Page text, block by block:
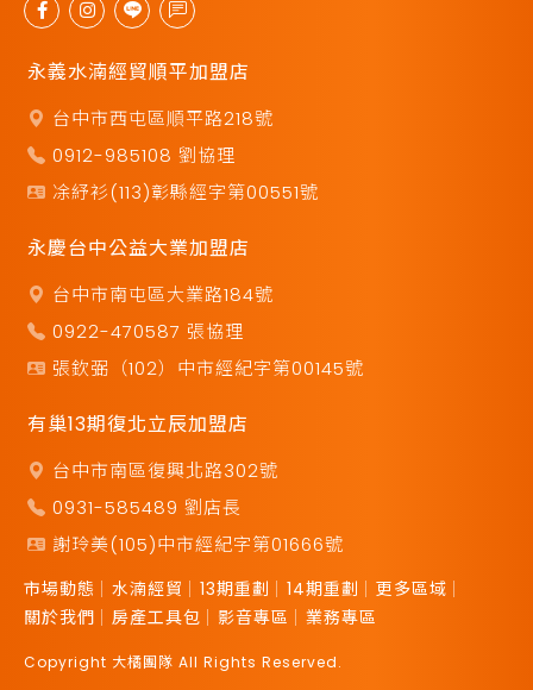
永義水湳經貿順平加盟店
台中市西屯區順平路218號
0912-985108 劉協理
凃紓衫(113)彰縣經字第00551號
永慶台中公益大業加盟店
台中市南屯區大業路184號
0922-470587 張協理
張欽弼（102）中市經紀字第00145號
有巢13期復北立辰加盟店
台中市南區復興北路302號
0931-585489 劉店長
謝玲美(105)中市經紀字第01666號
市場動態 水湳經貿 13期重劃 14期重劃
更多區域
關於我們
房產工具包 影音專區 業務專區
Copyright 大橘團隊 All Rights Reserved.